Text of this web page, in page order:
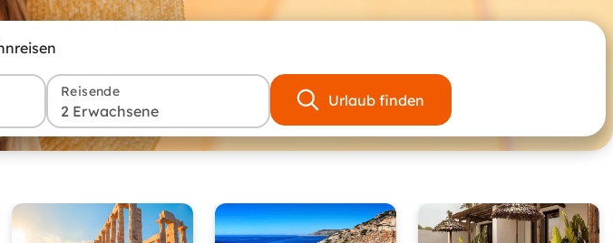
Reisende
2 Erwachsene
Urlaub finden